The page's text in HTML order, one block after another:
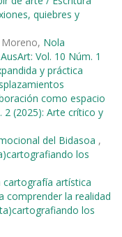
quiebres y
Nola
AusArt: Vol. 10 Núm. 1
y práctica
como espacio
2 (2025): Arte crítico y
del Bidasoa ,
los
cartografía artística
comprender la realidad
los